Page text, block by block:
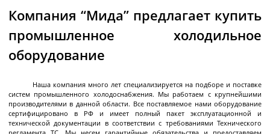
Декантеры
Декантерная центрифуга для осаждения
твёрдых частиц
Компания “Мида” предлагает купить
промышленное холодильное
оборудование
Наша компания много лет специализируется на подборе и поставке
систем промышленного холодоснабжения. Мы работаем с крупнейшими
производителями в данной области. Все поставляемое нами оборудование
сертифицировано в РФ и имеет полный пакет эксплуатационной и
технической документации в соответствии с требованиями Технического